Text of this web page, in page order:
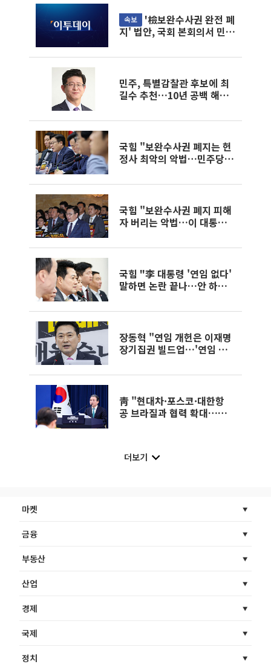
속보
'檢보완수사권 완전 폐
지' 법안, 국회 본회의서 민주
민주, 특별감찰관 후보에 최
길수 추천…10년 공백 해소
국힘 "보완수사권 폐지는 헌
정사 최악의 악법…민주당,
국힘 "보완수사권 폐지 피해
자 버리는 악법…이 대통령
국힘 "李 대통령 '연임 없다'
말하면 논란 끝나…안 하면
장동혁 "연임 개헌은 이재명
장기집권 빌드업…'연임 없
靑 "현대차·포스코·대한항
공 브라질과 협력 확대…그
더보기
마켓
금융
부동산
산업
경제
국제
정치